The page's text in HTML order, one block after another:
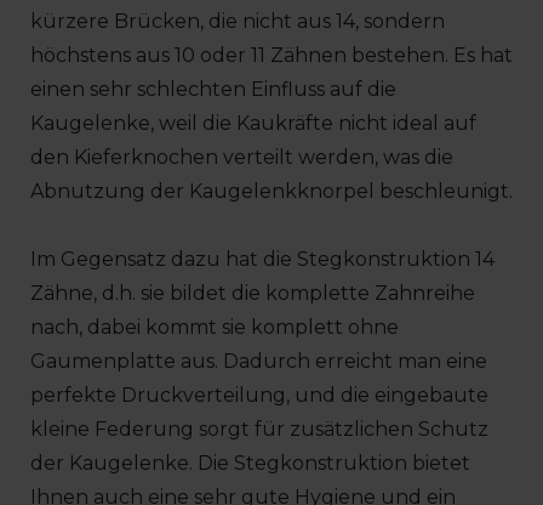
kürzere Brücken, die nicht aus 14, sondern
höchstens aus 10 oder 11 Zähnen bestehen. Es hat
einen sehr schlechten Einfluss auf die
Kaugelenke, weil die Kaukräfte nicht ideal auf
den Kieferknochen verteilt werden, was die
Abnutzung der Kaugelenkknorpel beschleunigt.
Im Gegensatz dazu hat die Stegkonstruktion 14
Zähne, d.h. sie bildet die komplette Zahnreihe
nach, dabei kommt sie komplett ohne
Gaumenplatte aus. Dadurch erreicht man eine
perfekte Druckverteilung, und die eingebaute
kleine Federung sorgt für zusätzlichen Schutz
der Kaugelenke. Die Stegkonstruktion bietet
Ihnen auch eine sehr gute Hygiene und ein